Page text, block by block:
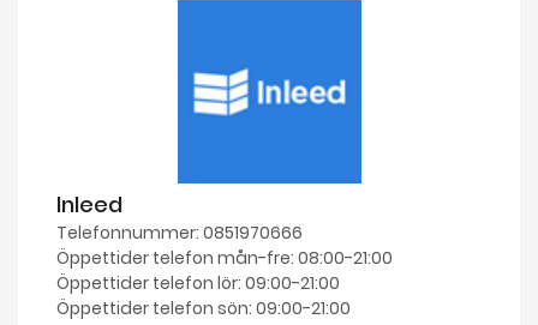
Inleed
Telefonnummer: 0851970666
Öppettider telefon mån-fre: 08:00-21:00
Öppettider telefon lör: 09:00-21:00
Öppettider telefon sön: 09:00-21:00